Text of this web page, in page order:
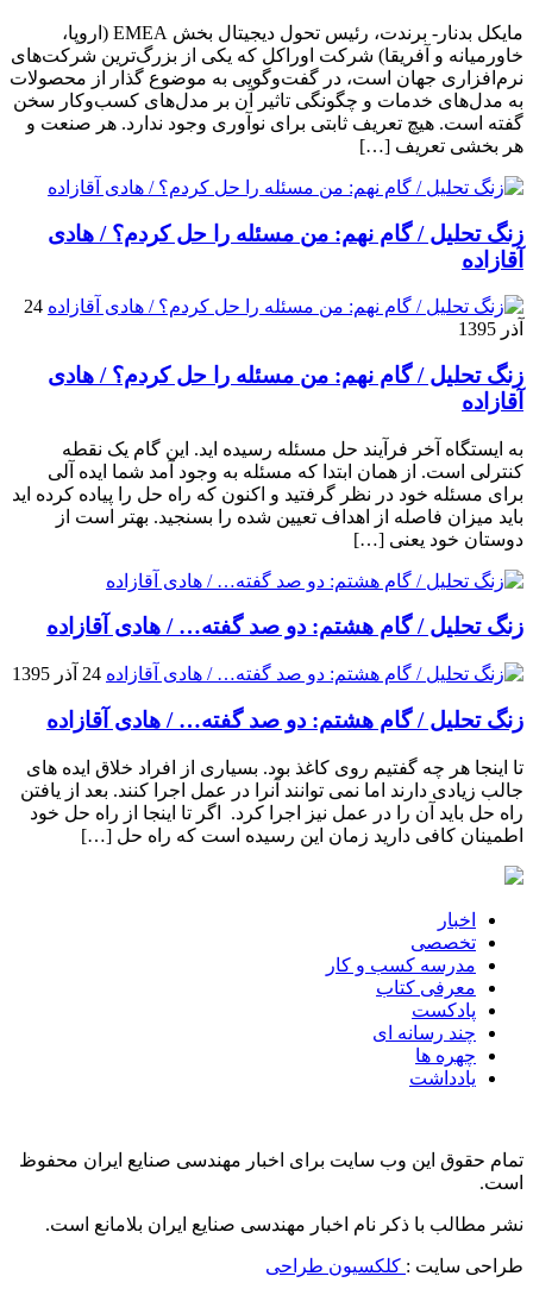
مایکل بدنار- برندت، رئیس تحول دیجیتال بخش EMEA (اروپا،
خاورمیانه و آفریقا) شرکت اوراکل که یکی از بزرگ‌ترین شرکت‌های
نرم‌افزاری جهان است، در گفت‌وگویی به موضوع گذار از محصولات
به مدل‌های خدمات و چگونگی تاثیر آن بر مدل‌های کسب‌و‌کار سخن
گفته است. هیچ تعریف ثابتی برای نوآوری وجود ندارد. هر صنعت و
هر بخشی تعریف […]
زنگ تحلیل / گام نهم: من مسئله را حل کردم؟ / هادی
آقازاده
24
آذر 1395
زنگ تحلیل / گام نهم: من مسئله را حل کردم؟ / هادی
آقازاده
به ایستگاه آخر فرآیند حل مسئله رسیده اید. این گام یک نقطه
کنترلی است. از همان ابتدا که مسئله به وجود آمد شما ایده آلی
برای مسئله خود در نظر گرفتید و اکنون که راه حل را پیاده کرده اید
باید میزان فاصله از اهداف تعیین شده را بسنجید. بهتر است از
دوستان خود یعنی […]
زنگ تحلیل / گام هشتم: دو صد گفته… / هادی آقازاده
24 آذر 1395
زنگ تحلیل / گام هشتم: دو صد گفته… / هادی آقازاده
تا اینجا هر چه گفتیم روی کاغذ بود. بسیاری از افراد خلاق ایده های
جالب زیادی دارند اما نمی توانند آنرا در عمل اجرا کنند. بعد از یافتن
راه حل باید آن را در عمل نیز اجرا کرد. اگر تا اینجا از راه حل خود
اطمینان کافی دارید زمان این رسیده است که راه حل […]
اخبار
تخصصی
مدرسه کسب و کار
معرفی کتاب
پادکست
چند رسانه ای
چهره ها
یادداشت
تمام حقوق این وب سایت برای اخبار مهندسی صنایع ایران محفوظ
است.
نشر مطالب با ذکر نام اخبار مهندسی صنایع ایران بلامانع است.
طراحی سایت : کلکسیون طراحی